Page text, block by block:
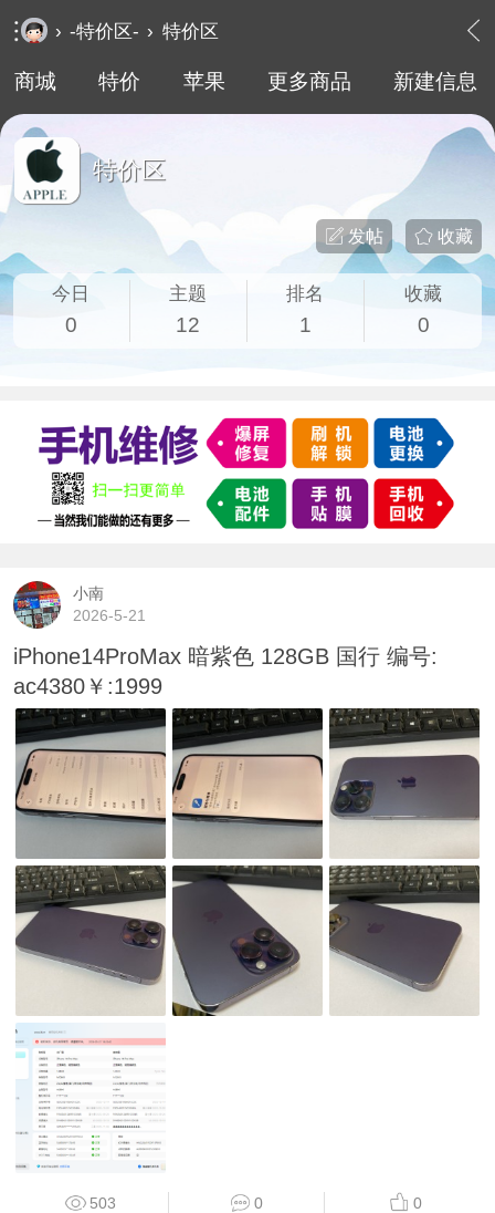
› -特价区- › 特价区
商城 特价 苹果 更多商品 新建信息
特价区
收藏
发帖
今日
0
主题
12
排名
1
收藏
0
小南
2026-5-21
iPhone14ProMax 暗紫色 128GB 国行 编号:
ac4380￥:1999
503 0 0